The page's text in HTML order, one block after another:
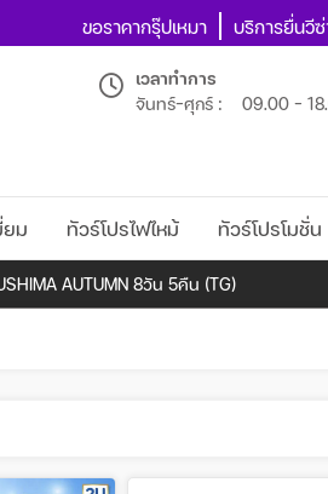
ขอราคากรุ๊ปเหมา บริการยื่นวี
เวลาทำการ
จันทร์-ศุกร์ :
09.00 -
ม ทัวร์โปรไฟไหม้ ทัวร์โปรโมชั่น
AUTUMN 8วัน 5คืน (TG)